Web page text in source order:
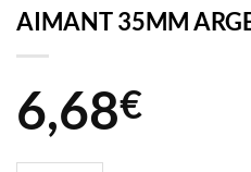
AIMANT 35MM
6,68€